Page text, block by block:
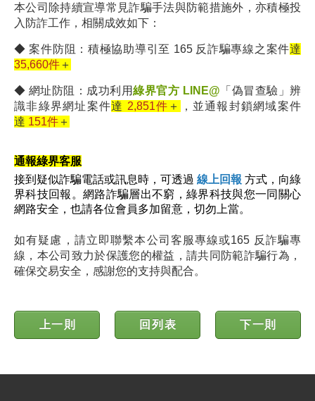
本公司除持續宣導常見詐騙手法與防範措施外，亦積極投
入防詐工作，相關成效如下：
◆ 案件防阻：積極協助導引至 165 反詐騙專線之案件達
35,660件 ＋
◆ 網址防阻：成功利用綠界官方 LINE@ 「偽冒查驗」辨
識非綠界網址案件達 2,851件 ＋
，並通報封鎖網域案件
達 151件 ＋
通報綠界客服
接到疑似詐騙電話或訊息時，可透過 線上回報 方式，向綠
界科技回報。網路詐騙層出不窮，綠界科技與您一同關心
網路安全，也請各位會員多加留意，切勿上當。
如有疑慮，請立即聯繫本公司客服專線或165 反詐騙專
線，本公司致力於保護您的權益，請共同防範詐騙行為，
確保交易安全，感謝您的支持與配合。
上一則 回列表 下一則